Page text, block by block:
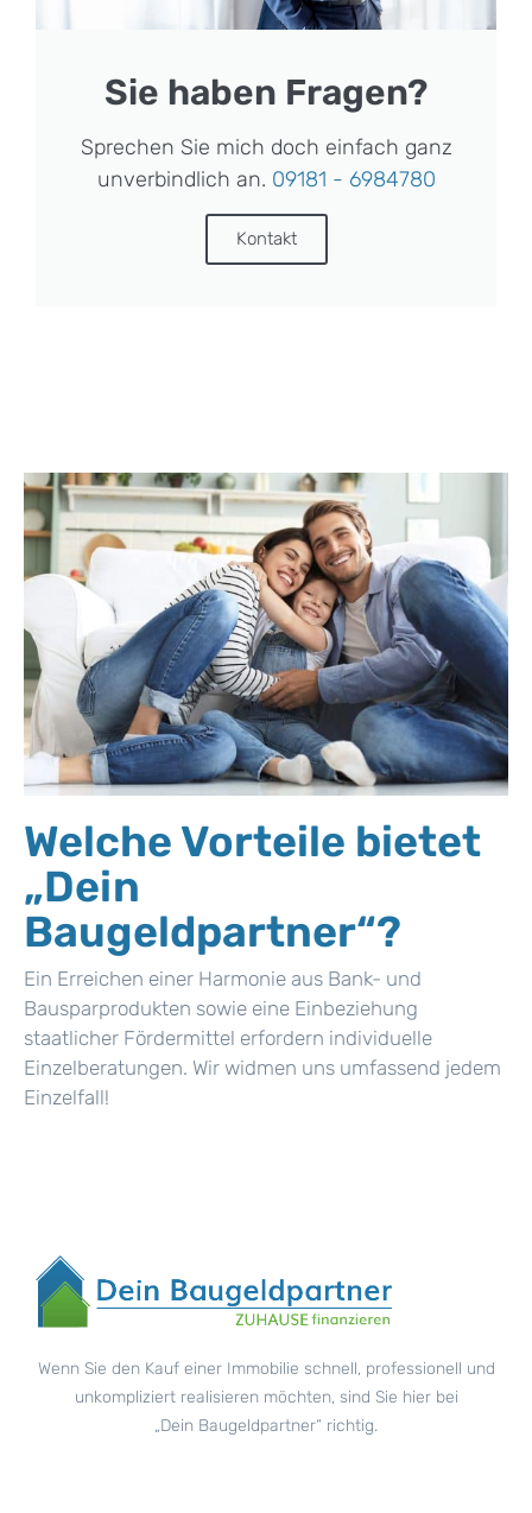
Sie haben Fragen?
Sprechen Sie mich doch einfach ganz
unverbindlich an. 09181 - 6984780
Kontakt
Welche Vorteile bietet
„Dein
Baugeldpartner“?
Ein Erreichen einer Harmonie aus Bank- und
Bausparprodukten sowie eine Einbeziehung
staatlicher Fördermittel erfordern individuelle
Einzelberatungen. Wir widmen uns umfassend jedem
Einzelfall!
Wenn Sie den Kauf einer Immobilie schnell, professionell und
unkompliziert realisieren möchten, sind Sie hier bei
„Dein Baugeldpartner“ richtig.